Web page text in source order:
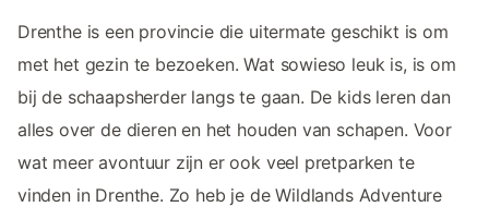
Drenthe is een provincie die uitermate geschikt is om
met het gezin te bezoeken. Wat sowieso leuk is, is om
bij de schaapsherder langs te gaan. De kids leren dan
alles over de dieren en het houden van schapen. Voor
wat meer avontuur zijn er ook veel pretparken te
vinden in Drenthe. Zo heb je de Wildlands Adventure